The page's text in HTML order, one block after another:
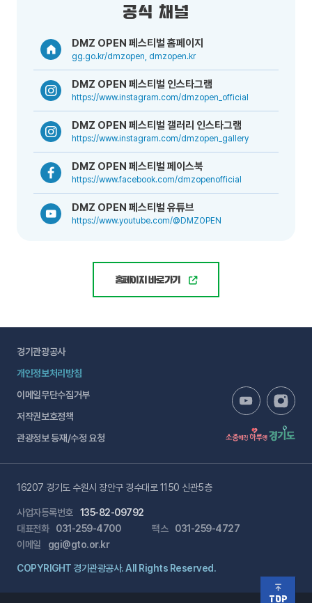
공식 채널
DMZ OPEN 페스티벌 홈페이지
gg.go.kr/dmzopen, dmzopen.kr
DMZ OPEN 페스티벌 인스타그램
https://www.instagram.com/dmzopen_official
DMZ OPEN 페스티벌 갤러리 인스타그램
https://www.instagram.com/dmzopen_gallery
DMZ OPEN 페스티벌 페이스북
https://www.facebook.com/dmzopenofficial
DMZ OPEN 페스티벌 유튜브
https://www.youtube.com/@DMZOPEN
홈페이지 바로가기
TOP
경기관광공사
개인정보처리방침
이메일무단수집거부
저작권보호정책
관광정보 등재/수정 요청
16207 경기도 수원시 장안구 경수대로 1150 신관5층
사업자등록번호
135-82-09792
대표전화
031-259-4700 팩스
031-259-4727
이메일
ggi@gto.or.kr
COPYRIGHT 경기관광공사. All Rights Reserved.